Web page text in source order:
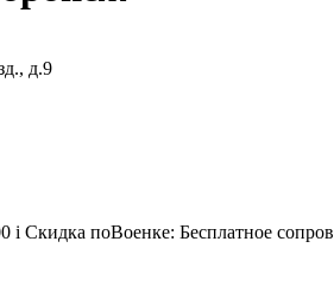
д.9
i Скидка поВоенке: Бесплатное